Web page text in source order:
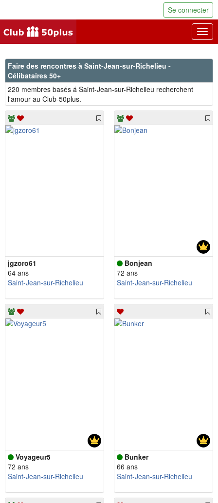
Se connecter
Faire des rencontres à Saint-Jean-sur-Richelieu -
Célibataires 50+
220 membres basés á Saint-Jean-sur-Richelieu recherchent
l'amour au Club-50plus.
jgzoro61
64 ans
Saint-Jean-sur-Richelieu
Bonjean
72 ans
Saint-Jean-sur-Richelieu
Voyageur5
72 ans
Saint-Jean-sur-Richelieu
Bunker
66 ans
Saint-Jean-sur-Richelieu